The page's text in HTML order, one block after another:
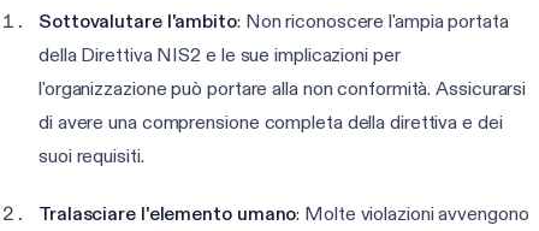
Sottovalutare l'ambito: Non riconoscere l'ampia portata
della Direttiva NIS2 e le sue implicazioni per
l'organizzazione può portare alla non conformità. Assicurarsi
di avere una comprensione completa della direttiva e dei
suoi requisiti.
Tralasciare l'elemento umano: Molte violazioni avvengono